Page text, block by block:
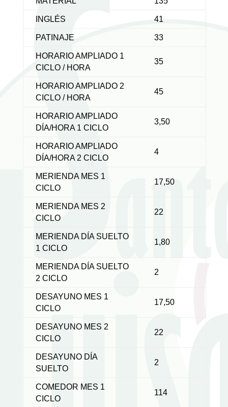
INGLÉS 41
PATINAJE 33
HORARIO AMPLIADO 1
CICLO / HORA
35
HORARIO AMPLIADO 2
CICLO / HORA
45
HORARIO AMPLIADO
DÍA/HORA 1 CICLO
3,50
HORARIO AMPLIADO
DÍA/HORA 2 CICLO
4
MERIENDA MES 1
CICLO
17,50
MERIENDA MES 2
CICLO
22
MERIENDA DÍA SUELTO
1 CICLO
1,80
MERIENDA DÍA SUELTO
2 CICLO
2
DESAYUNO MES 1
CICLO
17,50
DESAYUNO MES 2
CICLO
22
DESAYUNO DÍA
SUELTO
2
COMEDOR MES 1
CICLO
114